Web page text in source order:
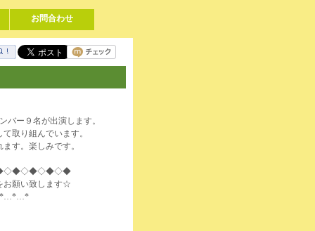
お問合わせ
バー９名が出演します。
取り組んでいます。
す。楽しみです。
お願い致します☆